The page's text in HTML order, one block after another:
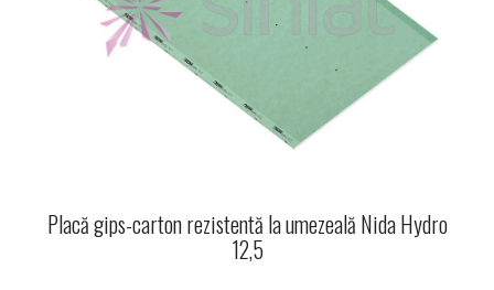
Placă gips-carton rezistentă la umezeală Nida Hydro
12,5